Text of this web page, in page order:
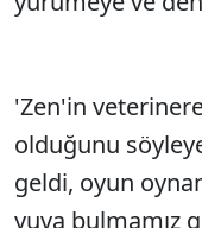
'Zen'in
olduğunu
geldi, oyun
yuva bulmamız